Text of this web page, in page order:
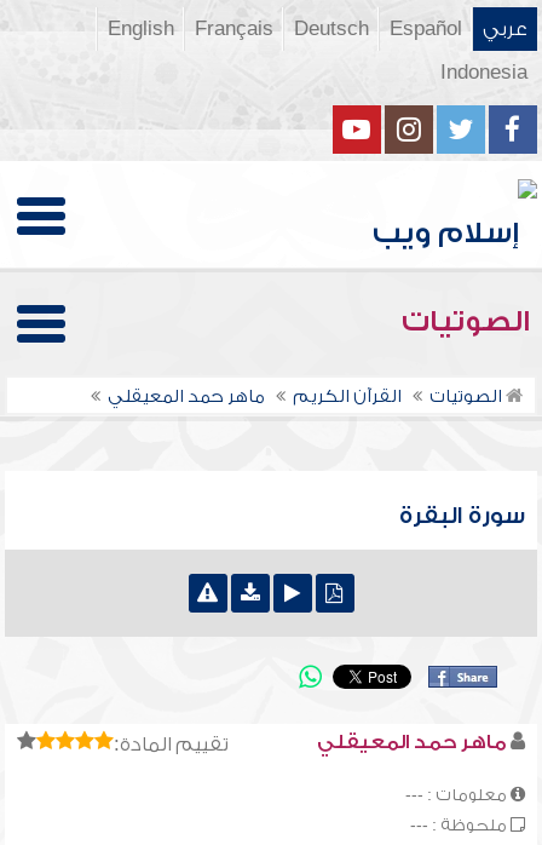
عربي Español
Deutsch
Français
English
Indonesia
الصوتيات
الصوتيات القرآن الكريم ماهر حمد المعيقلي
سورة البقرة
تقييم المادة: ماهر حمد المعيقلي
معلومات : ---
ملحوظة : ---